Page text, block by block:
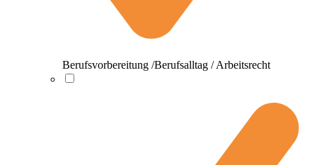
Berufsvorbereitung /Berufsalltag / Arbeitsrecht